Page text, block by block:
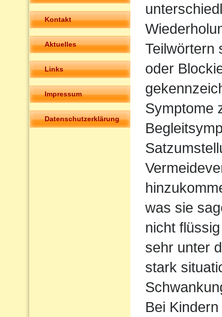
Kontakt
Aktuelles
Links
Impressum
Datenschutzerklärung
Teilwörtern
oder
Symptome
was sie
nicht
sehr unter
stark
Bei